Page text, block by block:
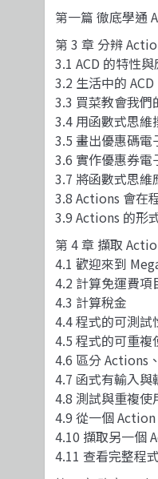
第一篇 徹底學通
第 3 章 分辨
3.1 ACD 的特性
3.2 生活中的 ACD
3.3 買菜教會我們
3.4 用函數式思維
3.5 畫出優惠碼電
3.6 實作優惠券電
3.7 將函數式思
3.8 Actions 會在
3.9 Actions 的形
第 4 章 擷取
4.1 歡迎來到
4.2 計算免運費項
4.3 計算稅金
4.4 程式的可測試
4.5 程式的可重複
4.6 區分 Actions
4.7 函式有輸入與
4.8 測試與重複
4.9 從一個
4.10 擷取另一個
4.11 查看完整程